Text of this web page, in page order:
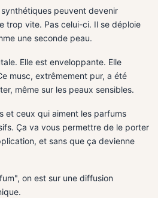
peuvent devenir
trop vite. Pas celui-ci. Il se déploie
une seconde peau.
Elle est enveloppante. Elle
musc, extrêmement pur, a été
même sur les peaux sensibles.
et ceux qui aiment les parfums
Ça va vous permettre de le porter
et sans que ça devienne
on est sur une diffusion